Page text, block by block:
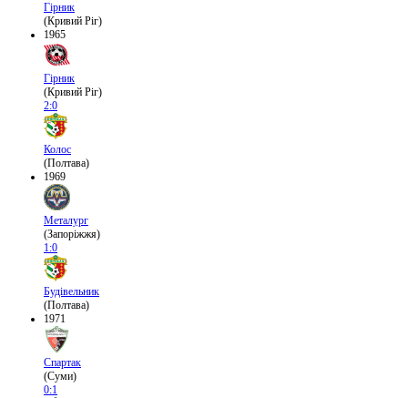
Гірник
(Кривий Ріг)
1965
Гірник
(Кривий Ріг)
2:0
Колос
(Полтава)
1969
Металург
(Запоріжжя)
1:0
Будівельник
(Полтава)
1971
Спартак
(Суми)
0:1